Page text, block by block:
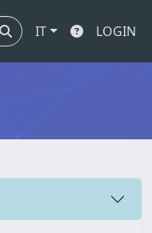
IT LOGIN